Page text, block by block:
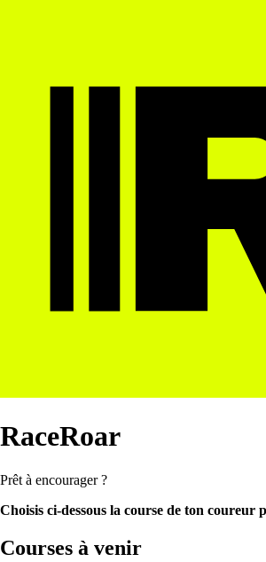
RaceRoar
Prêt à encourager ?
Choisis ci-dessous la course de ton coureur
Courses à venir